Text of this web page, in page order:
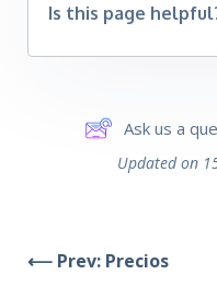
Is this page
Ask us a
Updated on
⟵ Prev: Precios